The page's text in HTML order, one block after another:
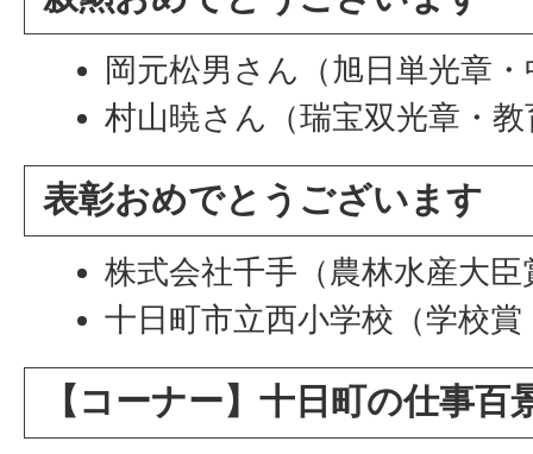
岡元松男さん（旭日単光章
村山暁さん（瑞宝双光章・
表彰おめでとうございます
株式会社千手（農林水産大臣
十日町市立西小学校（学校
【コーナー】十日町の仕事百